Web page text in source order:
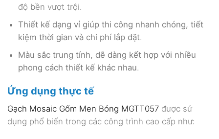
độ bền vượt trội.
Thiết kế dạng vỉ giúp thi công nhanh chóng, tiết
kiệm thời gian và chi phí lắp đặt.
Màu sắc trung tính, dễ dàng kết hợp với nhiều
phong cách thiết kế khác nhau.
Ứng dụng thực tế
Gạch Mosaic Gốm Men Bóng MGTT057 được sử
dụng phổ biến trong các công trình cao cấp như: